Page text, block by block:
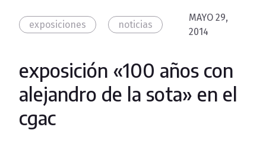
exposiciones noticias
MAYO 29,
2014
exposición «100 años con
alejandro de la sota» en el
cgac